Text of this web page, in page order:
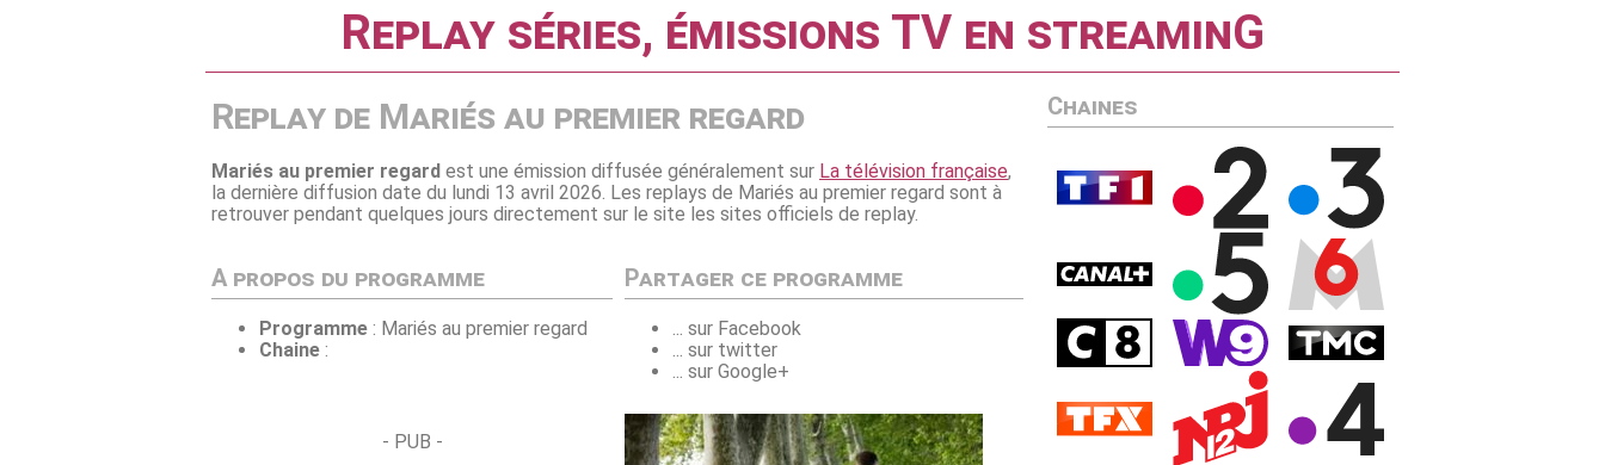
Replay séries, émissions TV en streaminG
Replay de Mariés au premier regard
Mariés au premier regard est une émission diffusée généralement sur La télévision française,
la dernière diffusion date du lundi 13 avril 2026. Les replays de Mariés au premier regard sont à
retrouver pendant quelques jours directement sur le site les sites officiels de replay.
A propos du programme
Programme : Mariés au premier regard
Chaine :
Partager ce programme
... sur Facebook
... sur twitter
... sur Google+
- PUB -
Chaines